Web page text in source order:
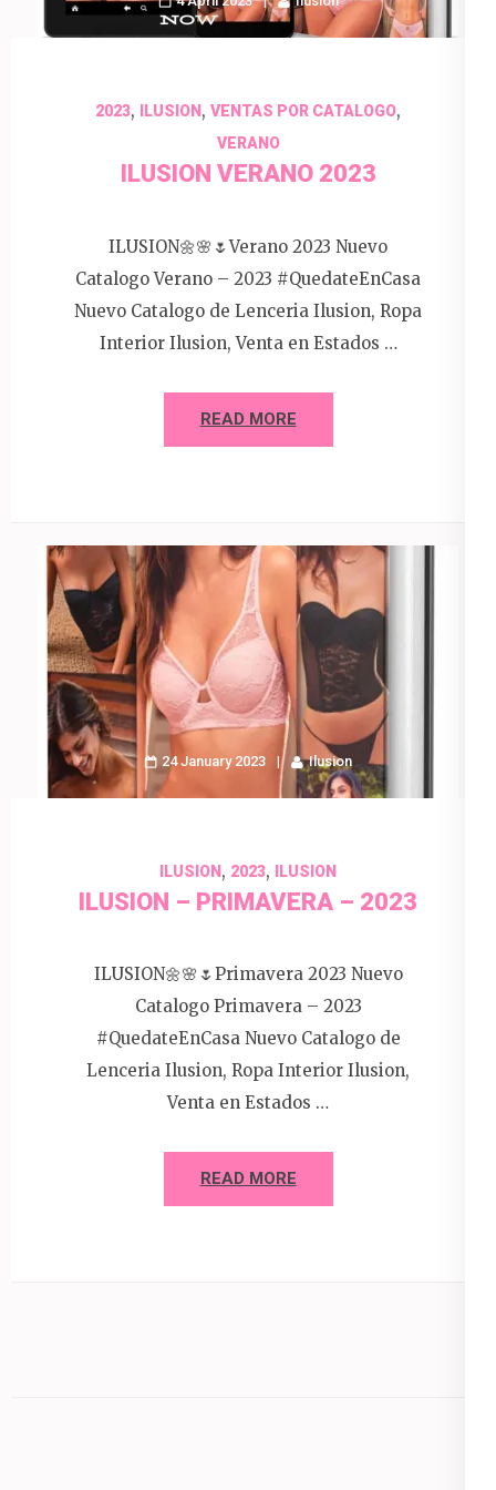
2023, ILUSION , VENTAS POR CATALOGO,
VERANO
ILUSION VERANO 2023
ILUSION🌼🌸🌷Verano 2023 Nuevo
Catalogo Verano – 2023 #QuedateEnCasa
Nuevo Catalogo de Lenceria Ilusion, Ropa
Interior Ilusion, Venta en Estados …
READ MORE
24 January 2023 Ilusion
ILUSION, 2023, ILUSION
ILUSION – PRIMAVERA – 2023
ILUSION🌼🌸🌷Primavera 2023 Nuevo
Catalogo Primavera – 2023
#QuedateEnCasa Nuevo Catalogo de
Lenceria Ilusion, Ropa Interior Ilusion,
Venta en Estados …
READ MORE